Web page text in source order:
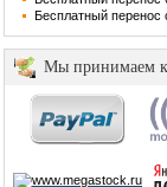
Бесплатный перенос
Мы принимаем к